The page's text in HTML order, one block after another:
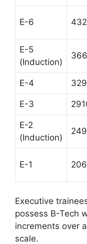
E-6
E-5
(Induction)
E-4
E-3
E-2
(Induction)
E-1
Executive
possess B-Tech
increments over
scale.